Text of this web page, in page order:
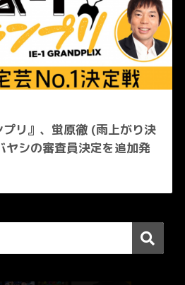
リ』、蛍原徹 (雨上がり決
ヤシの審査員決定を追加発